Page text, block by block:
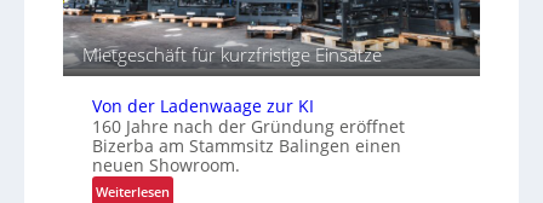
g
i
s
t
i
k
Mietgeschäft für kurzfristige Einsätze
Von der Ladenwaage zur KI
160 Jahre nach der Gründung eröffnet
Bizerba am Stammsitz Balingen einen
neuen Showroom.
Weiterlesen: